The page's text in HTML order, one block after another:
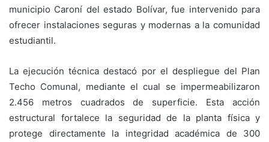
municipio Caroní del estado Bolívar, fue intervenido para
ofrecer instalaciones seguras y modernas a la comunidad
estudiantil.
La ejecución técnica destacó por el despliegue del Plan
Techo Comunal, mediante el cual se impermeabilizaron
2.456 metros cuadrados de superficie. Esta acción
estructural fortalece la seguridad de la planta física y
protege directamente la integridad académica de 300